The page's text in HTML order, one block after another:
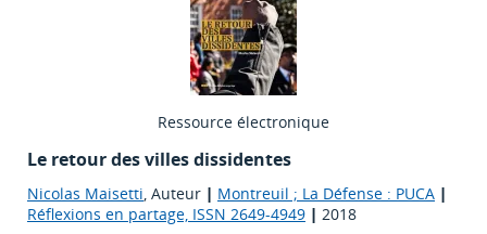
Ressource électronique
Le retour des villes dissidentes
Nicolas Maisetti, Auteur | Montreuil ; La Défense : PUCA |
Réflexions en partage, ISSN 2649-4949 | 2018